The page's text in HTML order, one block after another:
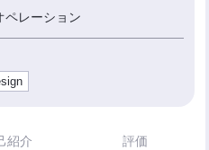
ペレーション
紹介 評価